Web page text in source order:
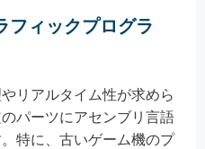
フィックプログラ
リアルタイム性が求めら
パーツにアセンブリ言語
特に、古いゲーム機のプ